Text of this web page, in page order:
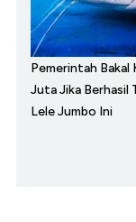
Pemerintah Bakal
Juta Jika Berhasil
Lele Jumbo Ini